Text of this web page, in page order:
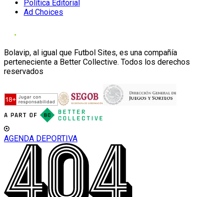
Política Editorial
Ad Choices
Bolavip, al igual que Futbol Sites, es una compañía
perteneciente a Better Collective. Todos los derechos
reservados
AGENDA DEPORTIVA